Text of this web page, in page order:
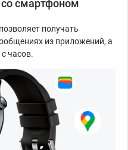
смартфоном
получать
из приложений, а
часов.